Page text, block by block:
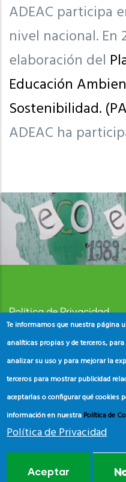
ADEAC participa
nivel nacional. En
elaboración del
Educación
Sostenibilidad.
ADEAC ha
Política de Privacidad
Aviso Legal
Política de Cookies
Te informamos que nuestra página
analíticas propias y de terceros,
analizar su uso y para mejorar la
terceros para mostrar publicidad
aceptarlas o configurar qué cookies
información en nuestra Política de
Política de Privacidad
Aceptar